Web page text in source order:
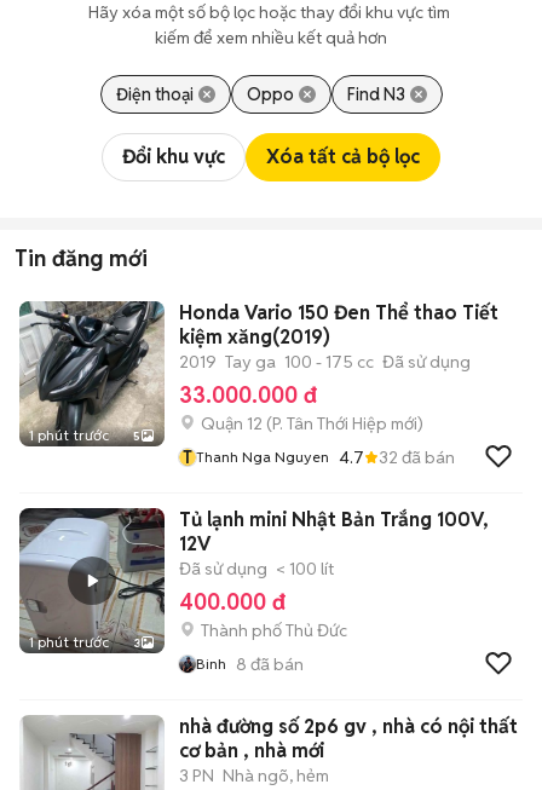
Hãy xóa một số bộ lọc hoặc thay đổi khu vực tìm
kiếm để xem nhiều kết quả hơn
Điện thoại Oppo Find N3
Đổi khu vực Xóa tất cả bộ lọc
Tin đăng mới
1 phút trước 5
Honda Vario 150 Đen Thể thao Tiết
kiệm xăng(2019)
2019 Tay ga 100 - 175 cc Đã sử dụng
33.000.000 đ
Quận 12 (P. Tân Thới Hiệp mới)
T Thanh Nga Nguyen 4.7 32 đã bán
1 phút trước 3
Tủ lạnh mini Nhật Bản Trắng 100V,
12V
Đã sử dụng < 100 lít
400.000 đ
Thành phố Thủ Đức
Binh 8 đã bán
nhà đường số 2p6 gv , nhà có nội thất
cơ bản , nhà mới
3 PN Nhà ngõ, hẻm